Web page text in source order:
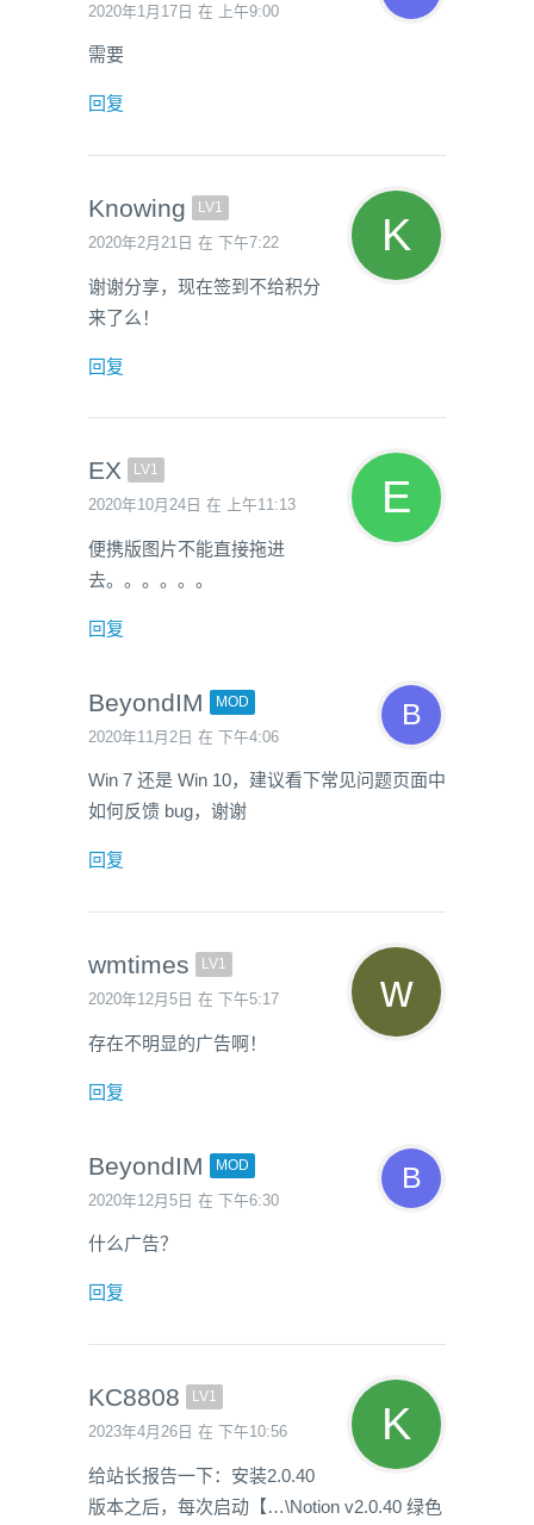
2020年1月17日 在 上午9:00
需要
回复
Knowing LV1
2020年2月21日 在 下午7:22
谢谢分享，现在签到不给积分
来了么！
回复
EX LV1
2020年10月24日 在 上午11:13
便携版图片不能直接拖进
去。。。。。。
回复
BeyondIM MOD
2020年11月2日 在 下午4:06
Win 7 还是 Win 10，建议看下常见问题页面中
如何反馈 bug，谢谢
回复
wmtimes LV1
2020年12月5日 在 下午5:17
存在不明显的广告啊！
回复
BeyondIM MOD
2020年12月5日 在 下午6:30
什么广告？
回复
KC8808 LV1
2023年4月26日 在 下午10:56
给站长报告一下：安装2.0.40
版本之后，每次启动【…\Notion v2.0.40 绿色